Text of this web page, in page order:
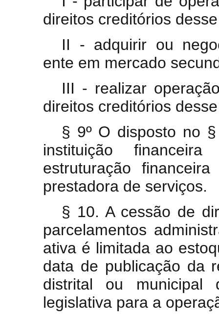
direitos creditórios
II - adquirir ou
ente em mercado
III - realizar
direitos creditórios
§ 9º O disposto no
instituição
estruturação
prestadora de serviços.
§ 10. A cessão de
parcelamentos
ativa é limitada ao
data de publicação da
distrital ou municipal
legislativa para a